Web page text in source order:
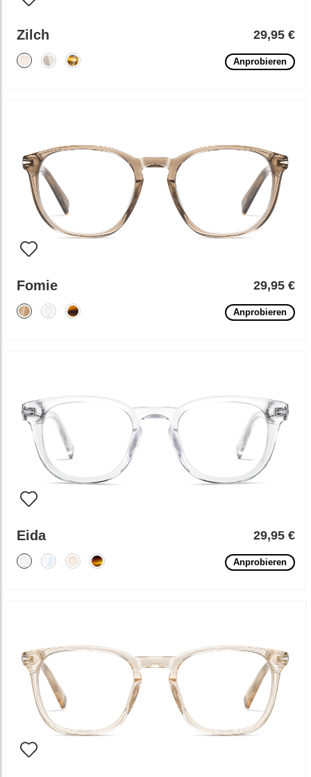
Zilch 29,95 €
Anprobieren
Fomie 29,95 €
Anprobieren
Eida 29,95 €
Anprobieren